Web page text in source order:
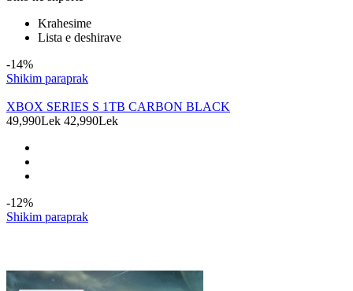
Krahesime
Lista e deshirave
-14%
Shikim paraprak
XBOX SERIES S 1TB CARBON BLACK
49,990Lek 42,990Lek
-12%
Shikim paraprak